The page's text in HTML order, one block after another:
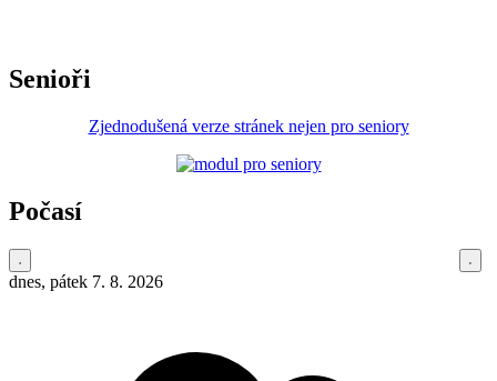
Senioři
Zjednodušená verze stránek nejen pro seniory
Počasí
dnes, pátek 7. 8. 2026